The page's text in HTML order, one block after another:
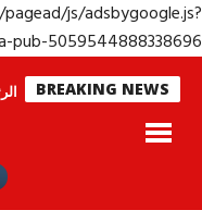
pagead/js/
pub-
BREAKING NEWS
جولة الرئيس السيسي